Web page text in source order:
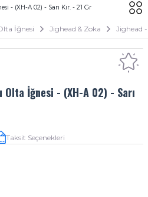
İğnesi Jighead & Zoka Jighead
İğnesi - (XH-A 02) - Sarı
Taksit Seçenekleri